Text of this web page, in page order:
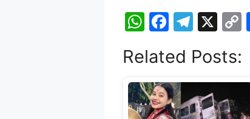
W
at
s
A
F
c
e
b
T
e
gr
a
X
Related Posts: